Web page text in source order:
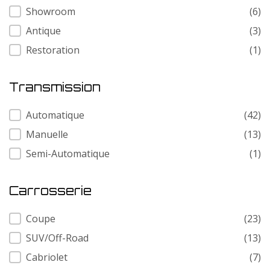
Showroom
(6)
Antique
(3)
Restoration
(1)
Transmission
Transmission
Automatique
(42)
Manuelle
(13)
Semi-Automatique
(1)
Carrosserie
Carrosserie
Coupe
(23)
SUV/Off-Road
(13)
Cabriolet
(7)